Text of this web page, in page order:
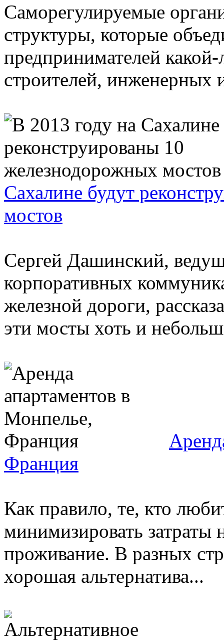
Саморегулируемые
структуры, которые
предпринимателей
строителей, инженерных
Сахалине будут
мостов
Сергей Дашинский,
корпоративных
железной дороги,
эти мосты хоть и
Франция
Как правило, те, кто
минимизировать затраты
проживание. В разных
хорошая альтернатива...